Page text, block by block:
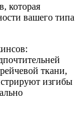
которая
вашего типа
ткани,
изгибы